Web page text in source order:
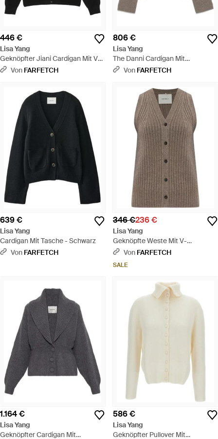
446 €
Lisa Yang
Geknöpfter Jiani Cardigan Mit V-
Ausschnitt - Schwarz
Von FARFETCH
806 €
Lisa Yang
The Danni Cardigan Mit
Aufgesetzter Tasche - Braun
Von FARFETCH
639 €
Lisa Yang
Cardigan Mit Tasche - Schwarz
Von FARFETCH
346 €236 €
Lisa Yang
Geknöpfte Weste Mit V-
Ausschnitt - Braun
Von FARFETCH
SALE
1.164 €
Lisa Yang
Geknöpfter Cardigan Mit
586 €
Lisa Yang
Geknöpfter Pullover Mit